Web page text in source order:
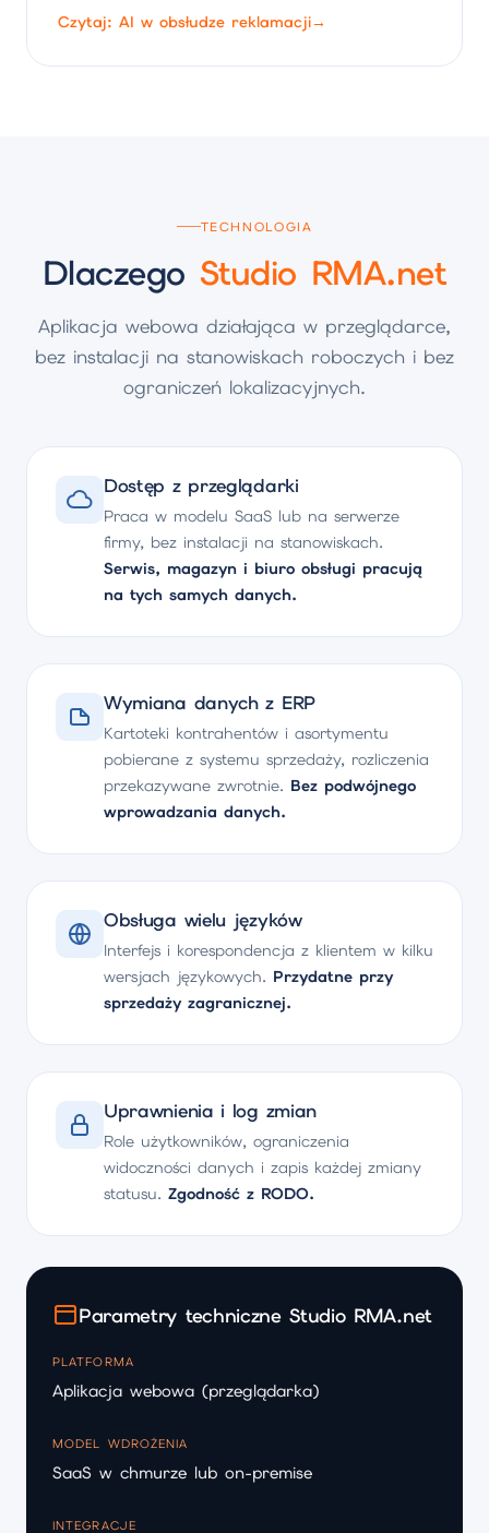
Czytaj: AI w obsłudze reklamacji→
TECHNOLOGIA
Dlaczego Studio RMA.net
Aplikacja webowa działająca w przeglądarce,
bez instalacji na stanowiskach roboczych i bez
ograniczeń lokalizacyjnych.
Dostęp z przeglądarki
Praca w modelu SaaS lub na serwerze
firmy, bez instalacji na stanowiskach.
Serwis, magazyn i biuro obsługi pracują
na tych samych danych.
Wymiana danych z ERP
Kartoteki kontrahentów i asortymentu
pobierane z systemu sprzedaży, rozliczenia
przekazywane zwrotnie. Bez podwójnego
wprowadzania danych.
Obsługa wielu języków
Interfejs i korespondencja z klientem w kilku
wersjach językowych. Przydatne przy
sprzedaży zagranicznej.
Uprawnienia i log zmian
Role użytkowników, ograniczenia
widoczności danych i zapis każdej zmiany
statusu. Zgodność z RODO.
Parametry techniczne Studio RMA.net
PLATFORMA
Aplikacja webowa (przeglądarka)
MODEL WDROŻENIA
SaaS w chmurze lub on-premise
INTEGRACJE